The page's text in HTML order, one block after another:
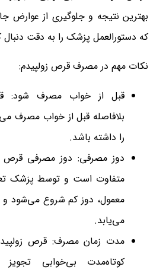
بهترین نتیجه و جلوگیری از عوارض
که دستورالعمل پزشک را به دقت دنبال
نکات مهم در مصرف قرص زولپیدم:
قبل از خواب مصرف شود:
بلافاصله قبل از خواب مصرف
را داشته باشد.
دوز مصرفی: دوز مصرفی قرص
متفاوت است و توسط پزشک
معمول، دوز کم شروع می‌شود و
می‌یابد.
مدت زمان مصرف: قرص
کوتاه‌مدت بی‌خوابی